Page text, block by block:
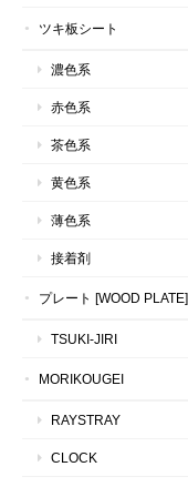
ツキ板シート
濃色系
赤色系
茶色系
黄色系
薄色系
接着剤
プレート [WOOD PLATE]
TSUKI-JIRI
MORIKOUGEI
RAYSTRAY
CLOCK